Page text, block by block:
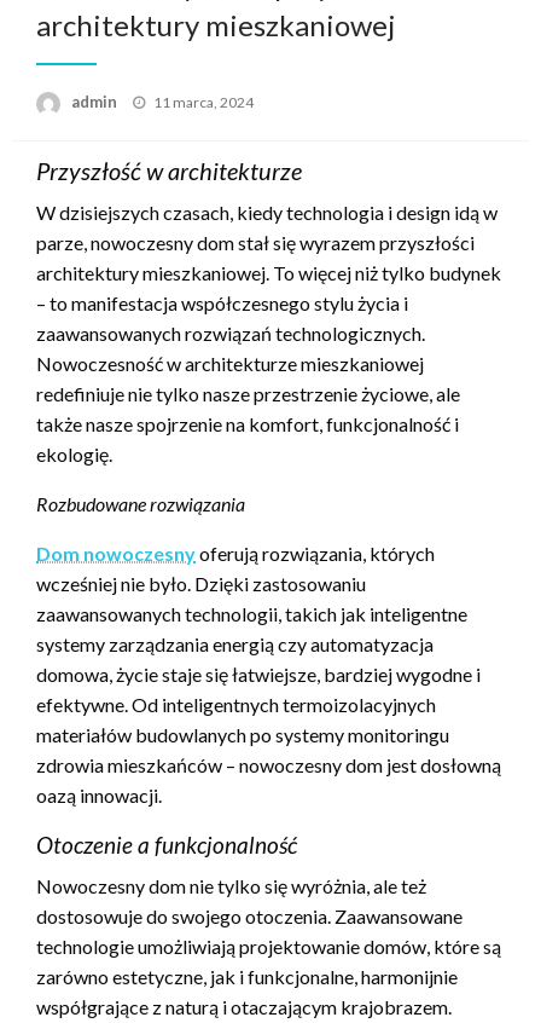
architektury mieszkaniowej
admin
Opublikowane
11 marca, 2024
Przyszłość w architekturze
W dzisiejszych czasach, kiedy technologia i design idą w
parze, nowoczesny dom stał się wyrazem przyszłości
architektury mieszkaniowej. To więcej niż tylko budynek
– to manifestacja współczesnego stylu życia i
zaawansowanych rozwiązań technologicznych.
Nowoczesność w architekturze mieszkaniowej
redefiniuje nie tylko nasze przestrzenie życiowe, ale
także nasze spojrzenie na komfort, funkcjonalność i
ekologię.
Rozbudowane rozwiązania
Dom nowoczesnyoferują rozwiązania, których
wcześniej nie było. Dzięki zastosowaniu
zaawansowanych technologii, takich jak inteligentne
systemy zarządzania energią czy automatyzacja
domowa, życie staje się łatwiejsze, bardziej wygodne i
efektywne. Od inteligentnych termoizolacyjnych
materiałów budowlanych po systemy monitoringu
zdrowia mieszkańców – nowoczesny dom jest dosłowną
oazą innowacji.
Otoczenie a funkcjonalność
Nowoczesny dom nie tylko się wyróżnia, ale też
dostosowuje do swojego otoczenia. Zaawansowane
technologie umożliwiają projektowanie domów, które są
zarówno estetyczne, jak i funkcjonalne, harmonijnie
współgrające z naturą i otaczającym krajobrazem.